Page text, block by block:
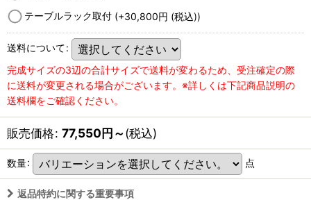
テーブルラック取付 (+30,800円 (税込))
送料について:
完成サイズの3辺の合計サイズで送料が変わるため、受注確定の際
に送料が変更される場合がございます。※詳しくは下記商品説明の
送料欄をご確認ください。
販売価格: 77,550円～(税込)
数量: 点
返品特約に関する重要事項